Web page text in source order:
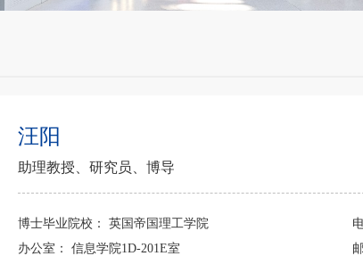
汪阳
助理教授、研究员、博导
博士毕业院校： 英国帝国理工学院
办公室： 信息学院1D-201E室